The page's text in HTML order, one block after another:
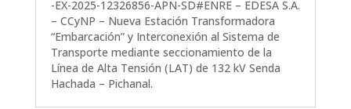
-EX-2025-12326856-APN-SD#ENRE – EDESA S.A.
– CCyNP – Nueva Estación Transformadora
“Embarcación” y Interconexión al Sistema de
Transporte mediante seccionamiento de la
Línea de Alta Tensión (LAT) de 132 kV Senda
Hachada – Pichanal.